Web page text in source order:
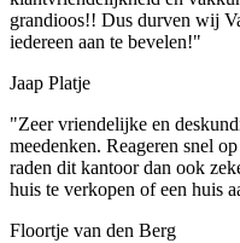
grandioos!! Dus durven wij
iedereen aan te bevelen!"
Jaap Platje
"Zeer vriendelijke en
meedenken. Reageren snel
raden dit kantoor dan ook
huis te verkopen of een huis
Floortje van den Berg